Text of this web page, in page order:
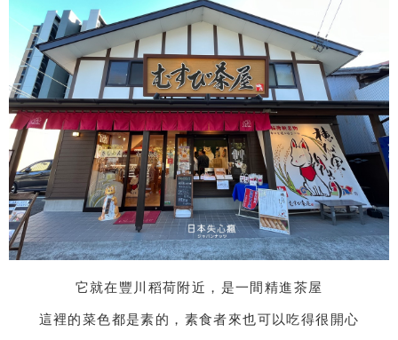
它就在豐川稻荷附近，是一間精進茶屋
這裡的菜色都是素的，素食者來也可以吃得很開心